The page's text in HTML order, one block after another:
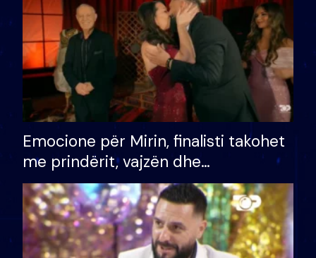
Emocione për Mirin, finalisti takohet
me prindërit, vajzën dhe
bashkëshorten: S’kemi ndonjë letër
divorci apo jo?